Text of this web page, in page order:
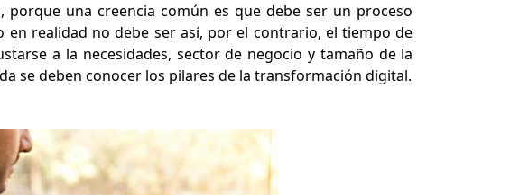
porque una creencia común es que debe ser un proceso
realidad no debe ser así, por el contrario, el tiempo de
a la necesidades, sector de negocio y tamaño de la
se deben conocer los pilares de la transformación digital.